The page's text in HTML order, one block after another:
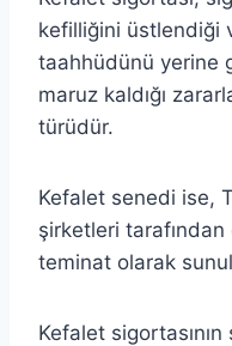
kefilliğini üstlendiği
taahhüdünü yerine
maruz kaldığı
türüdür.
Kefalet senedi ise,
şirketleri
teminat olarak
Kefalet